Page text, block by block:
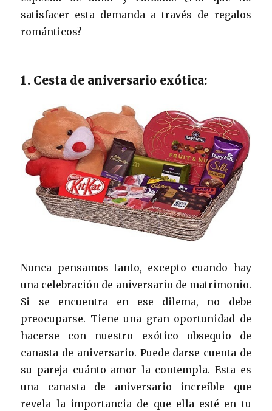
satisfacer esta demanda a través de regalos
románticos?
1. Cesta de aniversario exótica:
Nunca pensamos tanto, excepto cuando hay
una celebración de aniversario de matrimonio.
Si se encuentra en ese dilema, no debe
preocuparse. Tiene una gran oportunidad de
hacerse con nuestro exótico obsequio de
canasta de aniversario. Puede darse cuenta de
su pareja cuánto amor la contempla. Esta es
una canasta de aniversario increíble que
revela la importancia de que ella esté en tu